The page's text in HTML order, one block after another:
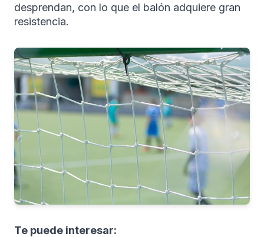
desprendan, con lo que el balón adquiere gran
resistencia.
Te puede interesar: